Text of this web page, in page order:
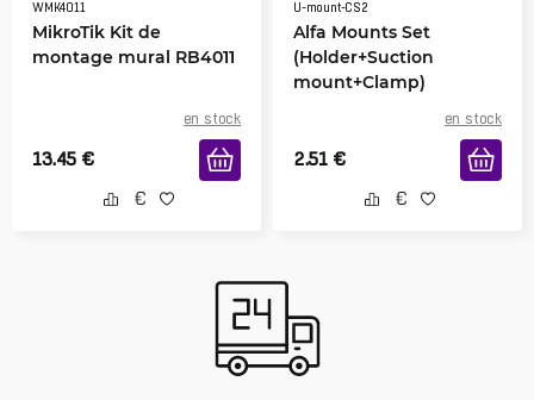
WMK4011
MikroTik Kit de
montage mural RB4011
en stock
13.45 €
U-mount-CS2
Alfa Mounts Set
(Holder+Suction
mount+Clamp)
en stock
2.51 €